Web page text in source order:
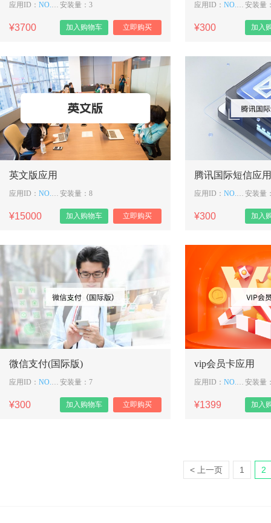
应用ID： NO. 276 安装量：3
¥3700 立即购买
加入购物车
应用ID： NO. 274 安装量
¥300 加入
英文版应用
应用ID： NO. 270 安装量：8
¥15000 立即购买
加入购物车
腾讯国际短信应用
应用ID： NO. 269 安装量
¥300 加入
微信支付(国际版)
应用ID： NO. 265 安装量：7
¥300 立即购买
加入购物车
vip会员卡应用
应用ID： NO. 264 安装量
¥1399 加入
< 上一页 1 2